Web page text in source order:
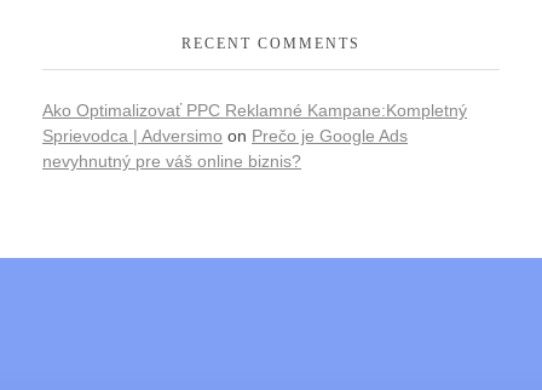
RECENT COMMENTS
Ako Optimalizovať PPC Reklamné Kampane:Kompletný
Sprievodca | Adversimo on Prečo je Google Ads
nevyhnutný pre váš online biznis?